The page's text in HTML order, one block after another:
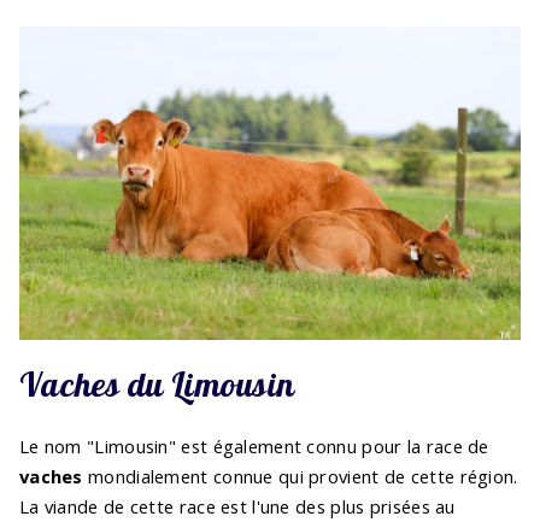
Vaches du Limousin
Le nom "Limousin" est également connu pour la race de
vaches mondialement connue qui provient de cette région.
La viande de cette race est l'une des plus prisées au